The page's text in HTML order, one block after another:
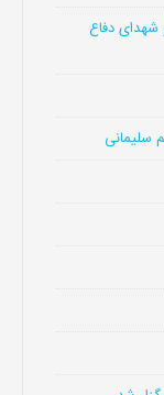
دفاع
سلیمانی